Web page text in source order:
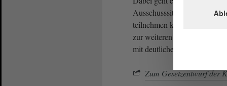
Ausschusssitzungen. Diese
teilnehmen können. Nach der
zur weiteren
mit deutlicher Mehrheit von
Zum Gesetzentwurf der